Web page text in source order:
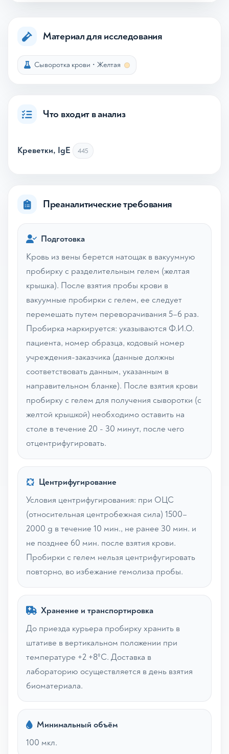
Материал для исследования
Сыворотка крови • Желтая
Что входит в анализ
Креветки, IgE 445
Преаналитические требования
Подготовка
Кровь из вены берется натощак в вакуумную
пробирку с разделительным гелем (желтая
крышка). После взятия пробы крови в
вакуумные пробирки с гелем, ее следует
перемешать путем переворачивания 5–6 раз.
Пробирка маркируется: указываются Ф.И.О.
пациента, номер образца, кодовый номер
учреждения-заказчика (данные должны
соответствовать данным, указанным в
направительном бланке). После взятия крови
пробирку с гелем для получения сыворотки (с
желтой крышкой) необходимо оставить на
столе в течение 20 - 30 минут, после чего
отцентрифугировать.
Центрифугирование
Условия центрифугирования: при ОЦС
(относительная центробежная сила) 1500–
2000 g в течение 10 мин., не ранее 30 мин. и
не позднее 60 мин. после взятия крови.
Пробирки с гелем нельзя центрифугировать
повторно, во избежание гемолиза пробы.
Хранение и транспортировка
До приезда курьера пробирку хранить в
штативе в вертикальном положении при
температуре +2 +8ºС. Доставка в
лабораторию осуществляется в день взятия
биоматериала.
Минимальный объём
100 мкл.